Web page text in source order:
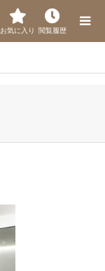
お気に入り 閲覧履歴